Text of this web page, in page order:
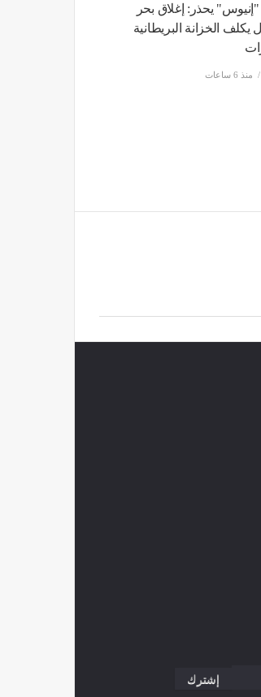
يحذر: إغلاق بحر
يكلف الخزانة البريطانية
منذ 6 ساعات